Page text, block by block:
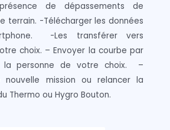
de dépassements de
terrain. -Télécharger les données
-Les transférer vers
choix. – Envoyer la courbe par
la personne de votre choix. –
nouvelle mission ou relancer la
Thermo ou Hygro Bouton.